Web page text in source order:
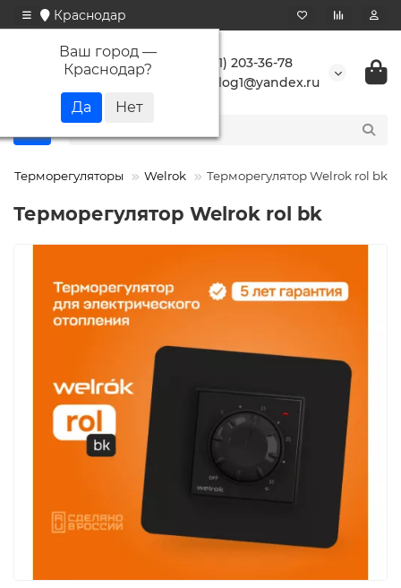
Краснодар
Ваш город —
Краснодар?
+7 (861) 203-36-78
buranlog1@yandex.ru
Терморегуляторы Welrok Терморегулятор Welrok rol bk
Терморегулятор Welrok rol bk